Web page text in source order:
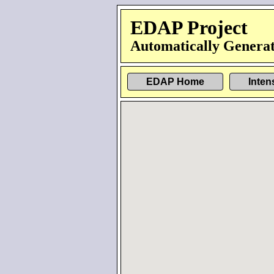
EDAP Project
Automatically
EDAP Home